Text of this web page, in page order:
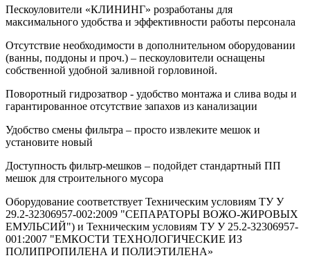
Пескоуловители «КЛИНИНГ» розработаны для
максимального удобства и эффективности работы персонала
Отсутствие необходимости в дополнительном оборудовании
(ванны, поддоны и проч.) – пескоуловители оснащены
собственной удобной заливной горловиной.
Поворотный гидрозатвор - удобство монтажа и слива воды и
гарантированное отсутствие запахов из канализации
Удобство смены фильтра – просто извлеките мешок и
установите новый
Доступность фильтр-мешков – подойдет стандартный ПП
мешок для строительного мусора
Оборудование соответствует Техническим условиям ТУ У
29.2-32306957-002:2009 "СЕПАРАТОРЫ ВОЖО-ЖИРОВЫХ
ЕМУЛЬСИЙ") и Техническим условиям ТУ У 25.2-32306957-
001:2007 "ЕМКОСТИ ТЕХНОЛОГИЧЕСКИЕ ИЗ
ПОЛИПРОПИЛЕНА И ПОЛИЭТИЛЕНА»